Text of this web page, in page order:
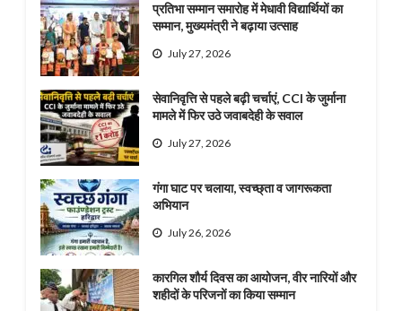
प्रतिभा सम्मान समारोह में मेधावी विद्यार्थियों का
सम्मान, मुख्यमंत्री ने बढ़ाया उत्साह
July 27, 2026
सेवानिवृत्ति से पहले बढ़ी चर्चाएं, CCI के जुर्माना
मामले में फिर उठे जवाबदेही के सवाल
July 27, 2026
गंगा घाट पर चलाया, स्वच्छ्ता व जागरूकता
अभियान
July 26, 2026
कारगिल शौर्य दिवस का आयोजन, वीर नारियों और
शहीदों के परिजनों का किया सम्मान